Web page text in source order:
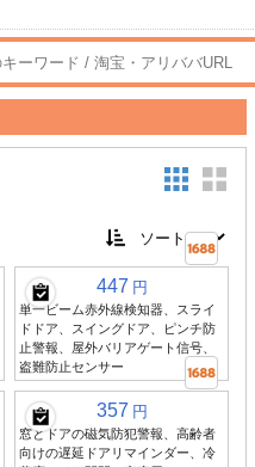
447 円
単一ビーム赤外線検知器、スライ
ドドア、スイングドア、ピンチ防
止警報、屋外バリアゲート信号、
盗難防止センサー
357 円
窓とドアの磁気防犯警報、高齢者
向けの遅延ドアリマインダー、冷